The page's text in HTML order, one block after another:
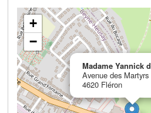
Madame Yannick
Avenue des Martyrs
4620 Fléron
+
−